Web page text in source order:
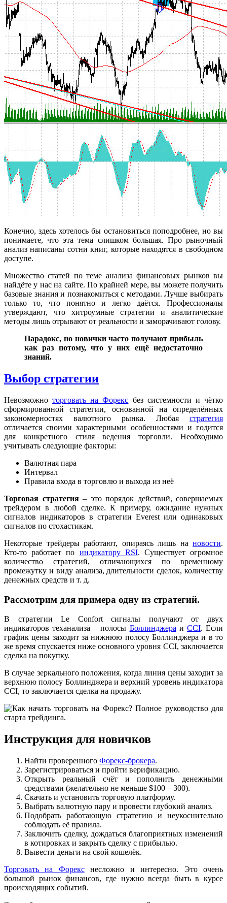
Конечно, здесь хотелось бы остановиться поподробнее, но вы
понимаете, что эта тема слишком большая. Про рыночный
анализ написаны сотни книг, которые находятся в свободном
доступе.
Множество статей по теме анализа финансовых рынков вы
найдёте у нас на сайте. По крайней мере, вы можете получить
базовые знания и познакомиться с методами. Лучше выбирать
только то, что понятно и легко даётся. Профессионалы
утверждают, что хитроумные стратегии и аналитические
методы лишь отрывают от реальности и заморачивают голову.
Парадокс, но новички часто получают прибыль
как раз потому, что у них ещё недостаточно
знаний.
Выбор стратегии
Невозможноторговать на Форекс без системности и чётко
сформированной стратегии, основанной на определённых
закономерностях валютного рынка. Любая стратегия
отличается своими характерными особенностями и годится
для конкретного стиля ведения торговли. Необходимо
учитывать следующие факторы:
Валютная пара
Интервал
Правила входа в торговлю и выхода из неё
Торговая стратегия– это порядок действий, совершаемых
трейдером в любой сделке. К примеру, ожидание нужных
сигналов индикаторов в стратегии Everest или одинаковых
сигналов по стохастикам.
Некоторые трейдеры работают, опираясь лишь на новости.
Кто-то работает по индикатору RSI. Существует огромное
количество стратегий, отличающихся по временному
промежутку и виду анализа, длительности сделок, количеству
денежных средств и т. д.
Рассмотрим для примера одну из стратегий.
В стратегии Le Confort сигналы получают от двух
индикаторов теханализа – полосы Боллинджера и CCI. Если
график цены заходит за нижнюю полосу Боллинджера и в то
же время спускается ниже основного уровня CCI, заключается
сделка на покупку.
В случае зеркального положения, когда линия цены заходит за
верхнюю полосу Боллинджера и верхний уровень индикатора
CCI, то заключается сделка на продажу.
Инструкция для новичков
Найти проверенного Форекс-брокера.
Зарегистрироваться и пройти верификацию.
Открыть реальный счёт и пополнить денежными
средствами (желательно не меньше $100 – 300).
Скачать и установить торговую платформу.
Выбрать валютную пару и провести глубокий анализ.
Подобрать работающую стратегию и неукоснительно
соблюдать её правила.
Заключить сделку, дождаться благоприятных изменений
в котировках и закрыть сделку с прибылью.
Вывести деньги на свой кошелёк.
Торговать на Форекснесложно и интересно. Это очень
большой рынок финансов, где нужно всегда быть в курсе
происходящих событий.